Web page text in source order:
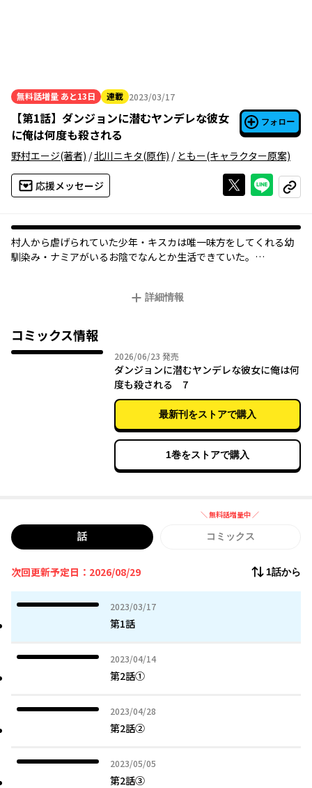
無料話増量 あと13日 連載 2023/03/17
2023年03月17日
【第1話】 ダンジョンに潜むヤンデレな彼女
に俺は何度も殺される
フォロー
野村エージ(著者) /北川ニキタ(原作) / ともー(キャラクター原案)
応援メッセージ Xで投稿する
ライン
コピー
村人から虐げられていた少年・キスカは唯一味方をしてくれる幼
馴染み・ナミアがいるお陰でなんとか生活できていた。
を着せられ、脱出不可能なS級ダンジョンに追放されて――!?
＜セーブ＆リセット＞を駆使して、何度死んでも立ち上がる異世
界復讐ファンタジー!!
コミックス④巻はこちらから！
https://www.kadokawa.co.jp/product/322409000044/
詳細情報
コミックス情報
2026/06/23 2026年06月23日
発売
ダンジョンに潜むヤンデレな彼女に俺は何
度も殺される 7
最新刊をストアで購入
1巻をストアで購入
＼ 無料話増量中 ／
話 無料話増量中
コミックス
次回更新予定日：2026/08/29 1話から
2023/03/17
2023年03月17日
第1話
2023/04/14
2023年04月14日
第2話①
2023/04/28
2023年04月28日
第2話②
2023/05/05
2023年05月05日
第2話③